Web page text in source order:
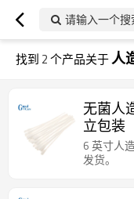
请输入一个搜
找到 2个产品关于人
无菌人
立包装
6 英寸人
发货。